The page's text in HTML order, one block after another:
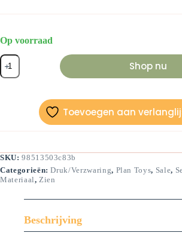
Op voorraad
Touch
and
guess
Shop nu
Toevoegen aan
SKU:98513503c83b
Categorieën:Druk/verzwaring, Plan Toys, Sale,
Materiaal, Zien
Beschrijving